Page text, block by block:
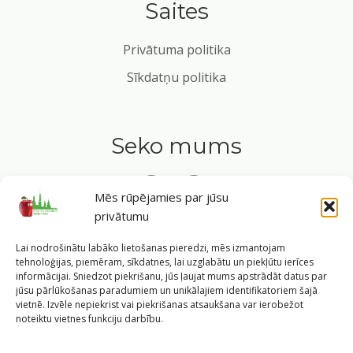
Mēs rūpējamies par jūsu
privātumu
Lai nodrošinātu labāko lietošanas pieredzi, mēs izmantojam
tehnoloģijas, piemēram, sīkdatnes, lai uzglabātu un piekļūtu ierīces
informācijai. Sniedzot piekrišanu, jūs ļaujat mums apstrādāt datus par
jūsu pārlūkošanas paradumiem un unikālajiem identifikatoriem šajā
vietnē. Izvēle nepiekrist vai piekrišanas atsaukšana var ierobežot
noteiktu vietnes funkciju darbību.
Saites
Privātuma politika
Sīkdatņu politika
Seko mums
©2026 Veselīgs rīdzinieks veselā Rīgā |Pārpublicējot
informāciju, atsauce uz Rīgas valstspilsētas pašvaldības